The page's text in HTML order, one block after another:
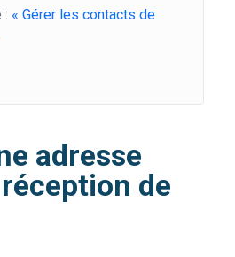
: « Gérer les contacts de
adresse
de